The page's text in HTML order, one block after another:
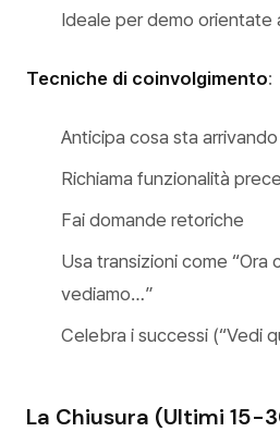
Ideale per demo orientate
Tecniche di coinvolgimento:
Anticipa cosa sta
Richiama funzionalità
Fai domande retoriche
Usa transizioni come
vediamo…”
Celebra i successi (“Vedi
La Chiusura (Ultimi 15-